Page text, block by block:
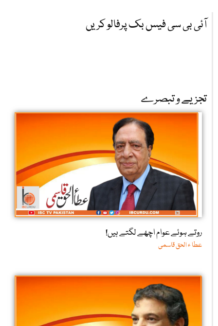
آئی بی سی فیس بک پرفالو کریں
تجزیے و تبصرے
روتے ہوئے عوام اچھے لگتے ہیں!
عطا ء الحق قاسمی